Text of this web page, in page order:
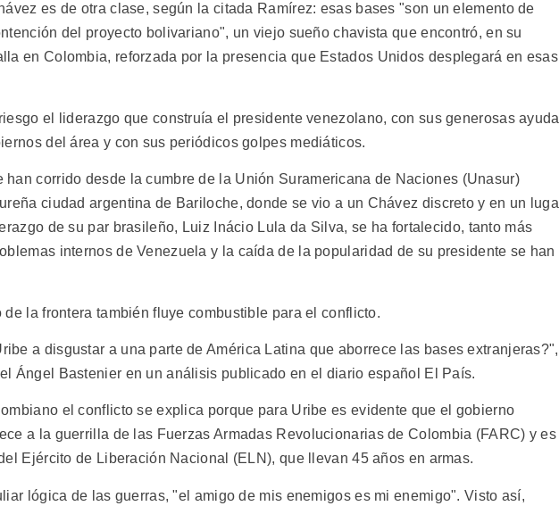
es de otra clase, según la citada Ramírez: esas bases "son un elemento de
del proyecto bolivariano", un viejo sueño chavista que encontró, en su
en Colombia, reforzada por la presencia que Estados Unidos desplegará en esas
el liderazgo que construía el presidente venezolano, con sus generosas
del área y con sus periódicos golpes mediáticos.
han corrido desde la cumbre de la Unión Suramericana de Naciones (Unasur)
ciudad argentina de Bariloche, donde se vio a un Chávez discreto y en un
de su par brasileño, Luiz Inácio Lula da Silva, se ha fortalecido, tanto más
internos de Venezuela y la caída de la popularidad de su presidente se han
de la frontera también fluye combustible para el conflicto.
a disgustar a una parte de América Latina que aborrece las bases extranjeras?",
Ángel Bastenier en un análisis publicado en el diario español El País.
el conflicto se explica porque para Uribe es evidente que el gobierno
a la guerrilla de las Fuerzas Armadas Revolucionarias de Colombia (FARC) y es
Ejército de Liberación Nacional (ELN), que llevan 45 años en armas.
lógica de las guerras, "el amigo de mis enemigos es mi enemigo". Visto así,